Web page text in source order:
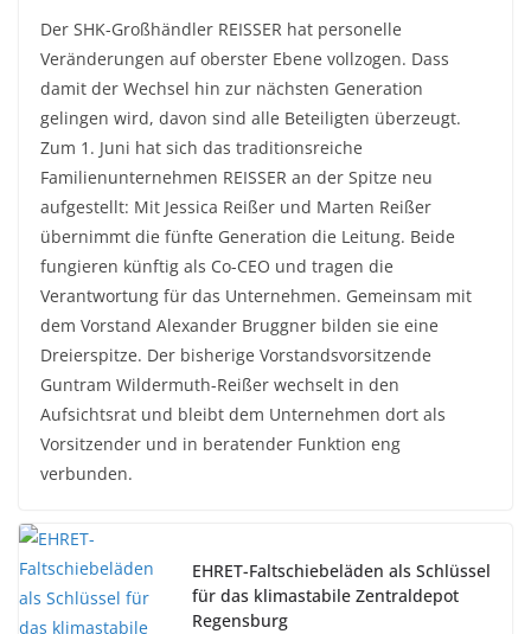
Der SHK-Großhändler REISSER hat personelle
Veränderungen auf oberster Ebene vollzogen. Dass
damit der Wechsel hin zur nächsten Generation
gelingen wird, davon sind alle Beteiligten überzeugt.
Zum 1. Juni hat sich das traditionsreiche
Familienunternehmen REISSER an der Spitze neu
aufgestellt: Mit Jessica Reißer und Marten Reißer
übernimmt die fünfte Generation die Leitung. Beide
fungieren künftig als Co-CEO und tragen die
Verantwortung für das Unternehmen. Gemeinsam mit
dem Vorstand Alexander Bruggner bilden sie eine
Dreierspitze. Der bisherige Vorstandsvorsitzende
Guntram Wildermuth-Reißer wechselt in den
Aufsichtsrat und bleibt dem Unternehmen dort als
Vorsitzender und in beratender Funktion eng
verbunden.
EHRET-Faltschiebeläden als Schlüssel
für das klimastabile Zentraldepot
Regensburg